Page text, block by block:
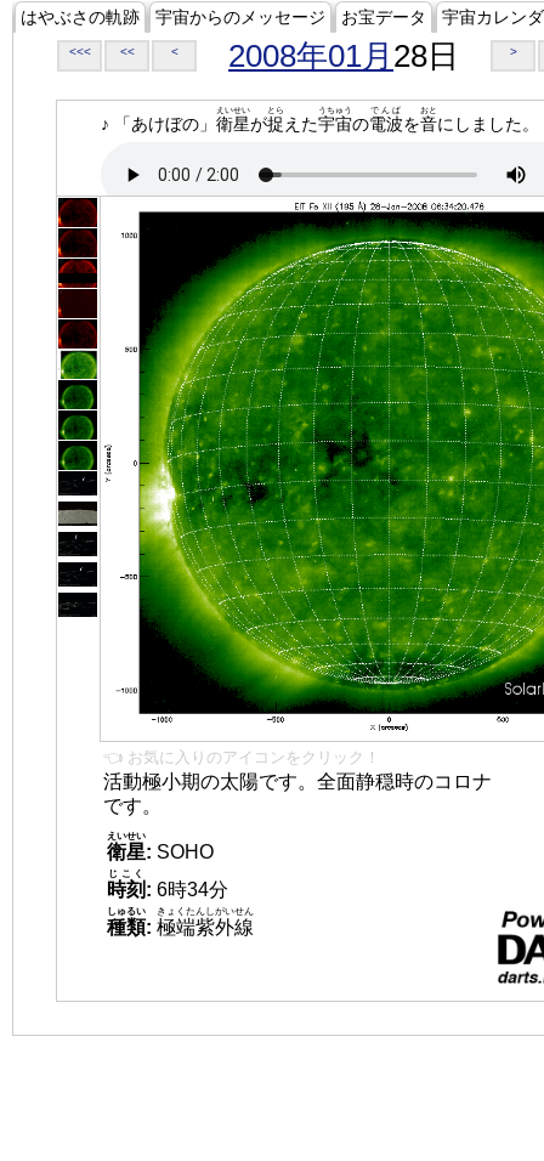
はやぶさの軌跡 宇宙からのメッセージ お宝データ 宇宙カレン
<<< << < 2008年01月 28日 >
♪ 「あけぼの」 衛星
えいせい
が捉
とら
えた宇宙
うちゅう
の電波
でんぱ
を音
おと
にしました。
👈 お気に入りのアイコンをクリック！
活動極小期の太陽です。全面静穏時のコロナ
です。
衛星
えいせい
: SOHO
時刻
じこく
: 6時34分
種類
しゅるい
: 極端紫外線
きょくたんしがいせん